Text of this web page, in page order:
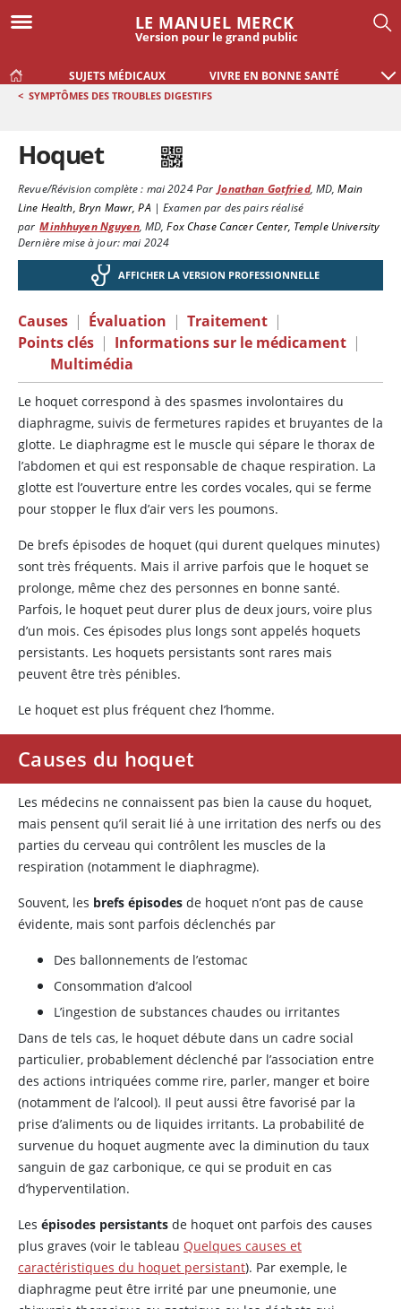
LE MANUEL MERCK
Version pour le grand public
SUJETS MÉDICAUX VIVRE EN BONNE SANTÉ
< SYMPTÔMES DES TROUBLES DIGESTIFS
Hoquet
Revue/Révision complète : mai 2024Par Jonathan Gotfried, MD,Main
Line Health, Bryn Mawr, PA |Examen par des pairs réalisé
par Minhhuyen Nguyen, MD,Fox Chase Cancer Center, Temple University
Dernière mise à jour: mai 2024
AFFICHER LA VERSION PROFESSIONNELLE
Causes | Évaluation | Traitement |
Points clés | Informations sur le médicament |
Multimédia
Le hoquet correspond à des spasmes involontaires du
diaphragme, suivis de fermetures rapides et bruyantes de la
glotte. Le diaphragme est le muscle qui sépare le thorax de
l’abdomen et qui est responsable de chaque respiration. La
glotte est l’ouverture entre les cordes vocales, qui se ferme
pour stopper le flux d’air vers les poumons.
De brefs épisodes de hoquet (qui durent quelques minutes)
sont très fréquents. Mais il arrive parfois que le hoquet se
prolonge, même chez des personnes en bonne santé.
Parfois, le hoquet peut durer plus de deux jours, voire plus
d’un mois. Ces épisodes plus longs sont appelés hoquets
persistants. Les hoquets persistants sont rares mais
peuvent être très pénibles.
Le hoquet est plus fréquent chez l’homme.
Causes du hoquet
Les médecins ne connaissent pas bien la cause du hoquet,
mais pensent qu’il serait lié à une irritation des nerfs ou des
parties du cerveau qui contrôlent les muscles de la
respiration (notamment le diaphragme).
Souvent, les brefs épisodes de hoquet n’ont pas de cause
évidente, mais sont parfois déclenchés par
Des ballonnements de l’estomac
Consommation d’alcool
L’ingestion de substances chaudes ou irritantes
Dans de tels cas, le hoquet débute dans un cadre social
particulier, probablement déclenché par l’association entre
des actions intriquées comme rire, parler, manger et boire
(notamment de l’alcool). Il peut aussi être favorisé par la
prise d’aliments ou de liquides irritants. La probabilité de
survenue du hoquet augmente avec la diminution du taux
sanguin de gaz carbonique, ce qui se produit en cas
d’hyperventilation.
Les épisodes persistants de hoquet ont parfois des causes
plus graves (voir le tableau Quelques causes et
caractéristiques du hoquet persistant). Par exemple, le
diaphragme peut être irrité par une pneumonie, une